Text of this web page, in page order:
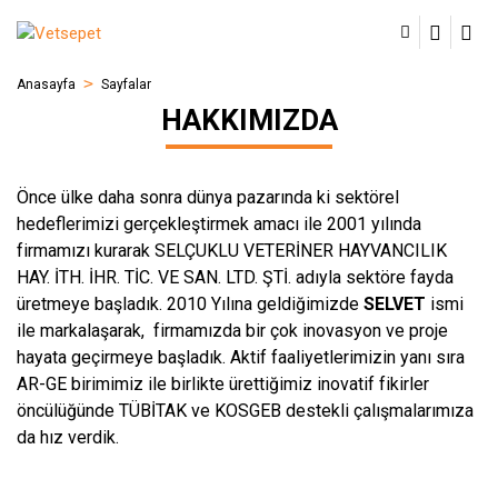
Anasayfa Sayfalar
HAKKIMIZDA
Önce ülke daha sonra dünya pazarında ki sektörel
hedeflerimizi gerçekleştirmek amacı ile 2001 yılında
firmamızı kurarak SELÇUKLU VETERİNER HAYVANCILIK
HAY. İTH. İHR. TİC. VE SAN. LTD. ŞTİ. adıyla sektöre fayda
üretmeye başladık. 2010 Yılına geldiğimizde SELVET ismi
ile markalaşarak, firmamızda bir çok inovasyon ve proje
hayata geçirmeye başladık. Aktif faaliyetlerimizin yanı sıra
AR-GE birimimiz ile birlikte ürettiğimiz inovatif fikirler
öncülüğünde TÜBİTAK ve KOSGEB destekli çalışmalarımıza
da hız verdik.